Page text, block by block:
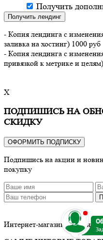
Получить
Получить лендинг
- Копия лендинга с
заливка на хостинг) 1000 руб
- Копия лендинга с
привязкой к метрике и
X
ПОДПИШИСЬ НА
СКИДКУ
ОФОРМИТЬ ПОДПИСКУ
Подпишись на акции и
покупку
Интернет-магазинb